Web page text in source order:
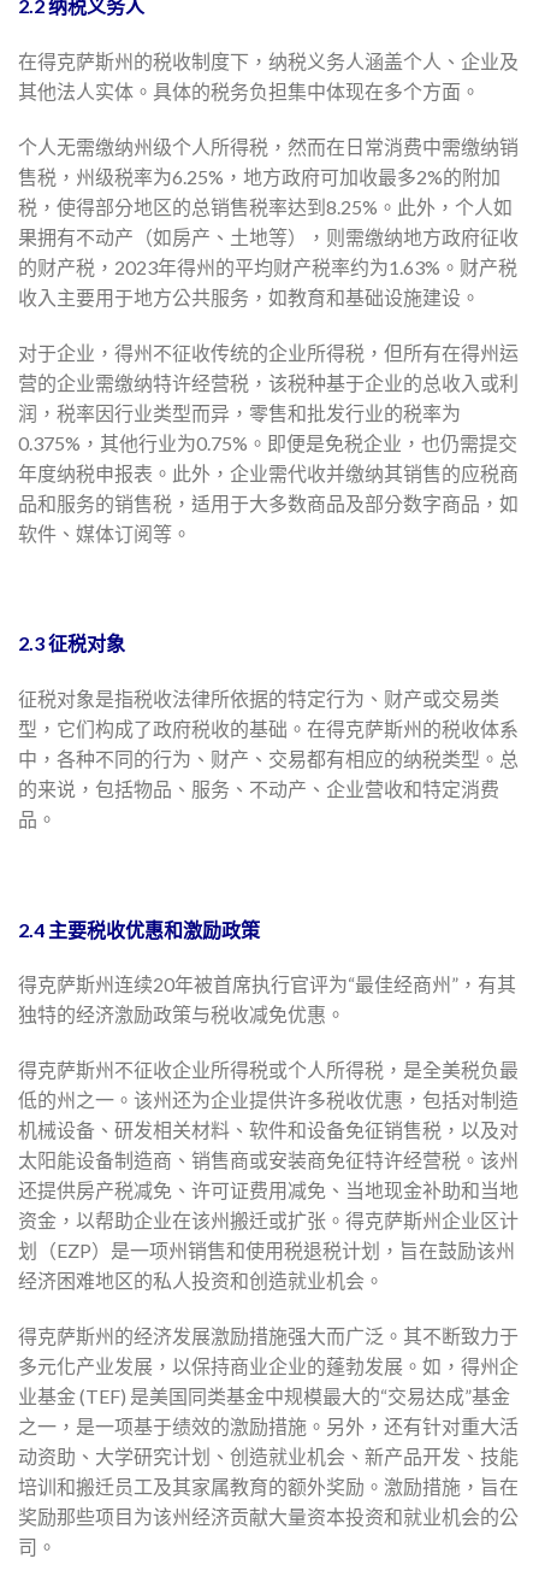
2.2 纳税义务人
在得克萨斯州的税收制度下，纳税义务人涵盖个人、企业及
其他法人实体。具体的税务负担集中体现在多个方面。
个人无需缴纳州级个人所得税，然而在日常消费中需缴纳销
售税，州级税率为6.25%，地方政府可加收最多2%的附加
税，使得部分地区的总销售税率达到8.25%。此外，个人如
果拥有不动产（如房产、土地等），则需缴纳地方政府征收
的财产税，2023年得州的平均财产税率约为1.63%。财产税
收入主要用于地方公共服务，如教育和基础设施建设。
对于企业，得州不征收传统的企业所得税，但所有在得州运
营的企业需缴纳特许经营税，该税种基于企业的总收入或利
润，税率因行业类型而异，零售和批发行业的税率为
0.375%，其他行业为0.75%。即便是免税企业，也仍需提交
年度纳税申报表。此外，企业需代收并缴纳其销售的应税商
品和服务的销售税，适用于大多数商品及部分数字商品，如
软件、媒体订阅等。
2.3 征税对象
征税对象是指税收法律所依据的特定行为、财产或交易类
型，它们构成了政府税收的基础。在得克萨斯州的税收体系
中，各种不同的行为、财产、交易都有相应的纳税类型。总
的来说，包括物品、服务、不动产、企业营收和特定消费
品。
2.4 主要税收优惠和激励政策
得克萨斯州连续20年被首席执行官评为“最佳经商州”，有其
独特的经济激励政策与税收减免优惠。
得克萨斯州不征收企业所得税或个人所得税，是全美税负最
低的州之一。该州还为企业提供许多税收优惠，包括对制造
机械设备、研发相关材料、软件和设备免征销售税，以及对
太阳能设备制造商、销售商或安装商免征特许经营税。该州
还提供房产税减免、许可证费用减免、当地现金补助和当地
资金，以帮助企业在该州搬迁或扩张。得克萨斯州企业区计
划（EZP）是一项州销售和使用税退税计划，旨在鼓励该州
经济困难地区的私人投资和创造就业机会。
得克萨斯州的经济发展激励措施强大而广泛。其不断致力于
多元化产业发展，以保持商业企业的蓬勃发展。如，得州企
业基金 (TEF) 是美国同类基金中规模最大的“交易达成”基金
之一，是一项基于绩效的激励措施。另外，还有针对重大活
动资助、大学研究计划、创造就业机会、新产品开发、技能
培训和搬迁员工及其家属教育的额外奖励。激励措施，旨在
奖励那些项目为该州经济贡献大量资本投资和就业机会的公
司。